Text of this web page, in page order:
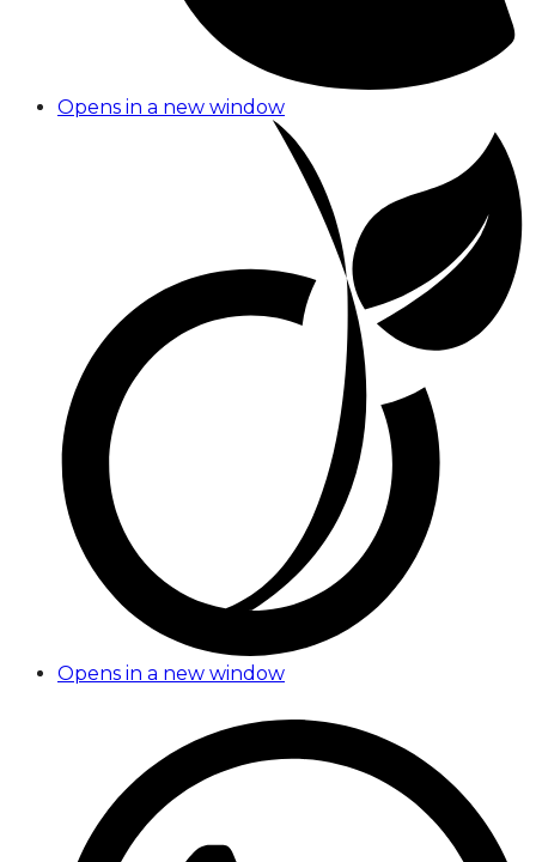
Opens in a new window
Opens in a new window